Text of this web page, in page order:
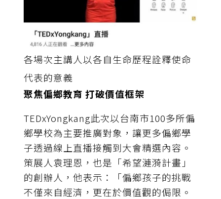
各場次主講人以各自生命歷程詮釋使命
代表的意義
聚焦偏鄉教育 打破價值框架
TEDxYongkang此次以台南市100多所偏
鄉學校為主要推廣對象，讓更多偏鄉學
子透過線上直播接觸到大會精選內容。
策展人袁理恩，也是「希望漣漪計畫」
的創辦人，他表示：「偏鄉孩子的挑戰
不僅來自經濟，更在於價值觀的侷限。